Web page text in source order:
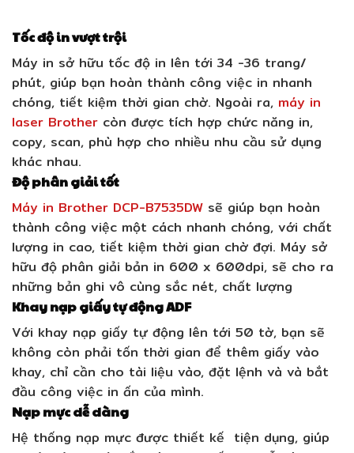
Tốc độ in vượt trội
Máy in sở hữu tốc độ in lên tới 34 -36 trang/
phút, giúp bạn hoàn thành công việc in nhanh
chóng, tiết kiệm thời gian chờ. Ngoài ra, máy in
laser Brother còn được tích hợp chức năng in,
copy, scan, phù hợp cho nhiều nhu cầu sử dụng
khác nhau.
Độ phân giải tốt
Máy in Brother DCP-B7535DW sẽ giúp bạn hoàn
thành công việc một cách nhanh chóng, với chất
lượng in cao, tiết kiệm thời gian chờ đợi. Máy sở
hữu độ phân giải bản in 600 x 600dpi, sẽ cho ra
những bản ghi vô cùng sắc nét, chất lượng
Khay nạp giấy tự động ADF
Với khay nạp giấy tự động lên tới 50 tờ, bạn sẽ
không còn phải tốn thời gian để thêm giấy vào
khay, chỉ cần cho tài liệu vào, đặt lệnh và và bắt
đầu công việc in ấn của mình.
Nạp mực dễ dàng
Hệ thống nạp mực được thiết kế tiện dụng, giúp